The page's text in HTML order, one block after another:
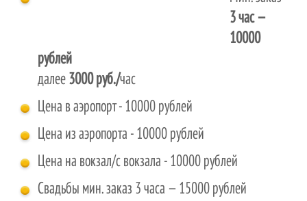
3 час—
10000
рублей
далее 3000 руб./час
Цена в аэропорт - 10000 рублей
Цена из аэропорта - 10000 рублей
Цена на вокзал/с вокзала - 10000 рублей
Свадьбы мин. заказ 3 часа — 15000 рублей